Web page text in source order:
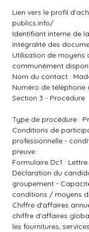
Lien vers le profil
publics.info/
Identifiant interne de
Intégralité des
Utilisation de moyens
communément
Nom du contact :
Numéro de téléphone
Section 3 - Procédure
Type de procédure :
Conditions de
professionnelle -
preuve :
Formulaire Dc1 :
Déclaration du
groupement -
conditions / moyens
Chiffre d'affaires
chiffre d'affaires
les fournitures,